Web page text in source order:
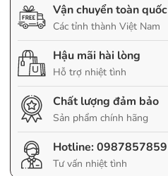
Vận chuyển toàn quốc
Các tỉnh thành Việt Nam
Hậu mãi hài lòng
Hỗ trợ nhiệt tình
Chất lượng đảm bảo
Sản phẩm chính hãng
Hotline:0987857859
Tư vấn nhiệt tình